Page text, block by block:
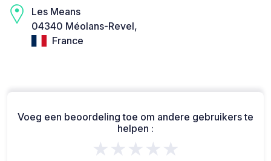
Les Means
04340 Méolans-Revel,
France
Voeg een beoordeling toe om andere gebruikers te
helpen :
★★★★★